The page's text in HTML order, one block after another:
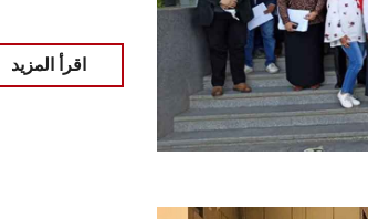
اقرأ المزيد